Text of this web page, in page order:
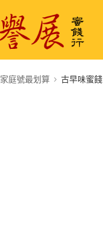
家庭號最划算 古早味蜜餞